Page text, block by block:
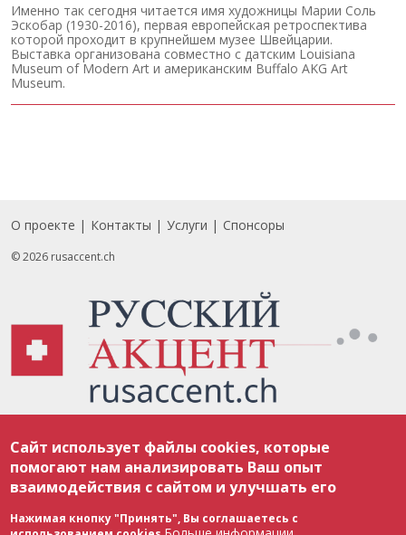
Именно так сегодня читается имя художницы Марии Соль
Эскобар (1930-2016), первая европейская ретроспектива
которой проходит в крупнейшем музее Швейцарии.
Выставка организована совместно с датским Louisiana
Museum of Modern Art и американским Buffalo AKG Art
Museum.
Footer
О проекте Контакты Услуги Спонсоры
© 2026 rusaccent.ch
соответствии с законодательством Швейцарии об авторском праве и
международными соглашениями. Полное или частичное использование
материалов возможно только с разрешения редакции. В случае полного
или частичного воспроизведения материалов сайта rusaccent.ch,
ОБЯЗАТЕЛЬНА АКТИВНАЯ ГИПЕРССЫЛКА на конкретный заимствованный
текст. Фотоизображения, размещенные редакцией rusaccent.ch, являются
ее исключительной собственностью. Полное или частичное
Сайт использует файлы cookies, которые
помогают нам анализировать Ваш опыт
взаимодействия с сайтом и улучшать его
Нажимая кнопку "Принять", Вы соглашаетесь с